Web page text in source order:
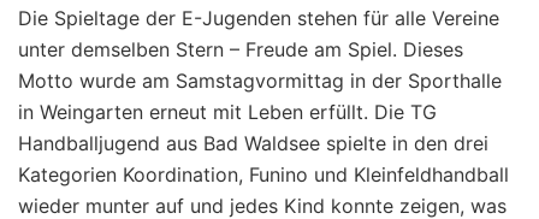
Die Spieltage der E-Jugenden stehen für alle Vereine
unter demselben Stern – Freude am Spiel. Dieses
Motto wurde am Samstagvormittag in der Sporthalle
in Weingarten erneut mit Leben erfüllt. Die TG
Handballjugend aus Bad Waldsee spielte in den drei
Kategorien Koordination, Funino und Kleinfeldhandball
wieder munter auf und jedes Kind konnte zeigen, was